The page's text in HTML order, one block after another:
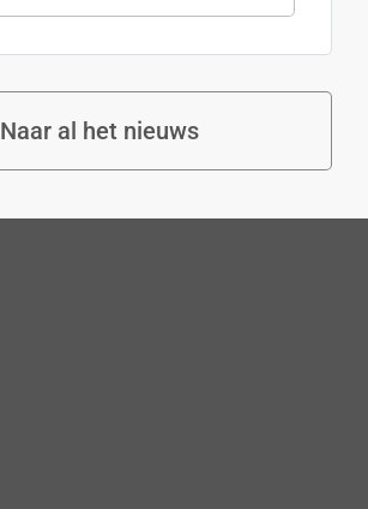
Naar al het nieuws